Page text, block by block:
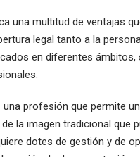
una multitud de ventajas
legal tanto a la
en diferentes
profesión que permite
la imagen tradicional que
dotes de gestión y de